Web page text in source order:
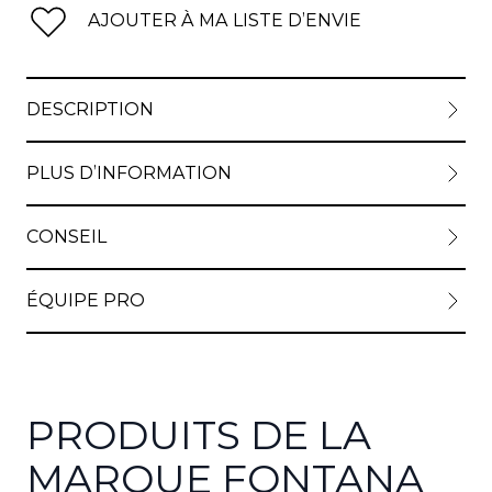
AJOUTER À MA LISTE D’ENVIE
DESCRIPTION
PLUS D’INFORMATION
CONSEIL
ÉQUIPE PRO
PRODUITS DE LA
MARQUE FONTANA